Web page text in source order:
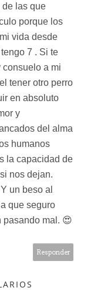
de las que
porque los
vida desde
7 . Si te
consuelo a mi
tener otro perro
en absoluto
y
del alma
humanos
la capacidad de
nos dejan.
un beso al
que seguro
pasando mal. 😍
Responder